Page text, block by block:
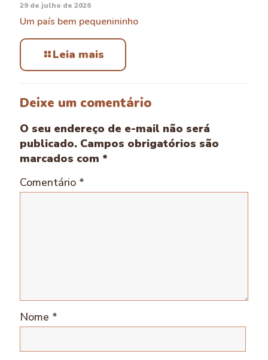
29 de julho de 2026
Um país bem pequenininho
Leia mais
Deixe um comentário
O seu endereço de e-mail não será
publicado. Campos obrigatórios são
marcados com *
Comentário *
Nome *